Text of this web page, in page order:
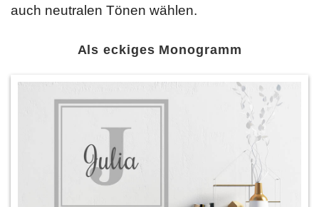
auch neutralen Tönen wählen.
Als eckiges Monogramm